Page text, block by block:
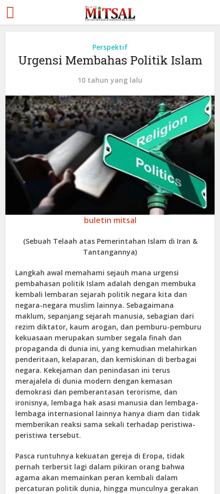
Perspektif
Urgensi Membahas Politik Islam
10 tahun yang lalu
buletin mitsal
(Sebuah Telaah atas Pemerintahan Islam di Iran &
Tantangannya)
Langkah awal memahami sejauh mana urgensi
pembahasan politik Islam adalah dengan membuka
kembali lembaran sejarah politik negara kita dan
negara-negara muslim lainnya. Sebagaimana
maklum, sepanjang sejarah manusia, sebagian dari
rezim diktator, kaum arogan, dan pemburu-pemburu
kekuasaan merupakan sumber segala finah dan
propaganda di dunia ini, yang kemudian melahirkan
penderitaan, kelaparan, dan kemiskinan di berbagai
negara. Kekejaman dan penindasan ini terus
merajalela di dunia modern dengan kemasan
demokrasi dan pemberantasan terorisme, dan
ironisnya, lembaga hak asasi manusia dan lembaga-
lembaga internasional lainnya hanya diam dan tidak
memberikan reaksi sama sekali terhadap peristiwa-
peristiwa tersebut.
Pasca runtuhnya kekuatan gereja di Eropa, tidak
pernah terbersit lagi dalam pikiran orang bahwa
agama akan memainkan peran kembali dalam
percaturan politik dunia, hingga munculnya gerakan